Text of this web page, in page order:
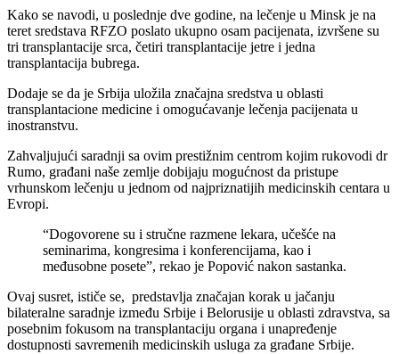
Kako se navodi, u poslednje dve godine, na lečenje u Minsk je na
teret sredstava RFZO poslato ukupno osam pacijenata, izvršene su
tri transplantacije srca, četiri transplantacije jetre i jedna
transplantacija bubrega.
Dodaje se da je Srbija uložila značajna sredstva u oblasti
transplantacione medicine i omogućavanje lečenja pacijenata u
inostranstvu.
Zahvaljujući saradnji sa ovim prestižnim centrom kojim rukovodi dr
Rumo, građani naše zemlje dobijaju mogućnost da pristupe
vrhunskom lečenju u jednom od najpriznatijih medicinskih centara u
Evropi.
“Dogovorene su i stručne razmene lekara, učešće na
seminarima, kongresima i konferencijama, kao i
međusobne posete”, rekao je Popović nakon sastanka.
Ovaj susret, ističe se, predstavlja značajan korak u jačanju
bilateralne saradnje između Srbije i Belorusije u oblasti zdravstva, sa
posebnim fokusom na transplantaciju organa i unapređenje
dostupnosti savremenih medicinskih usluga za građane Srbije.